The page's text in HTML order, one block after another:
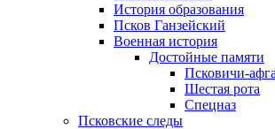
История образования
Псков Ганзейский
Военная история
Достойные памяти
Псковичи-
Шестая рота
Спецназ
Псковские следы